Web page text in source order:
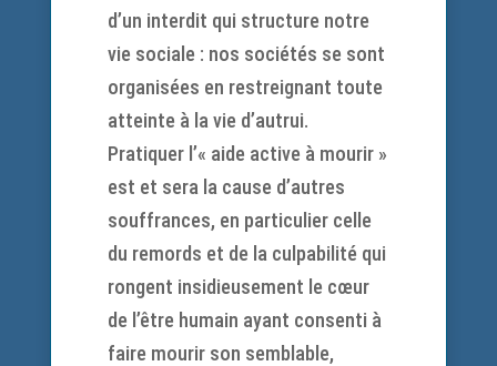
d’un interdit qui structure notre
vie sociale : nos sociétés se sont
organisées en restreignant toute
atteinte à la vie d’autrui.
Pratiquer l’« aide active à mourir »
est et sera la cause d’autres
souffrances, en particulier celle
du remords et de la culpabilité qui
rongent insidieusement le cœur
de l’être humain ayant consenti à
faire mourir son semblable,